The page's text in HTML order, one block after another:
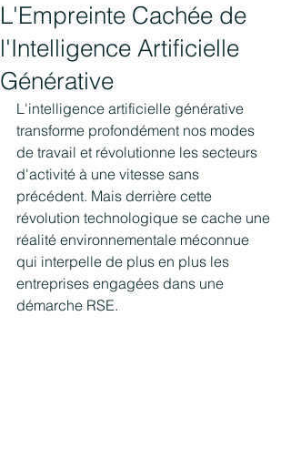
L'Empreinte Cachée de
l'Intelligence Artificielle
Générative
L'intelligence artificielle générative
transforme profondément nos modes
de travail et révolutionne les secteurs
d'activité à une vitesse sans
précédent. Mais derrière cette
révolution technologique se cache une
réalité environnementale méconnue
qui interpelle de plus en plus les
entreprises engagées dans une
démarche RSE.